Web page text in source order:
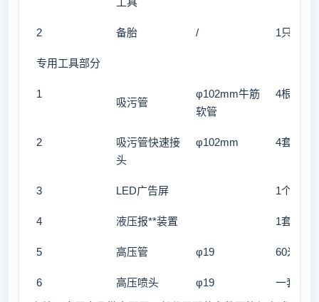
2 备胎 / 1只
专用工具部分
1
吸污管
φ102mm牛筋
软管
4根6米
2
吸污管快速接
头
φ102mm 4套
3 LED广告屏 1个
4 液压报**装置 1套
5 高压管 φ19 60米
6 高压喷头 φ19
一套（